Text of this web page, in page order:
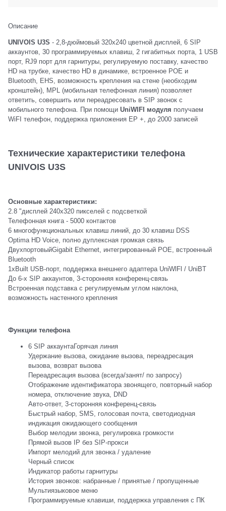
Описание
UNIVOIS U3S - 2,8-дюймовый 320x240 цветной дисплей, 6 SIP
аккаунтов, 30 программируемых клавиш, 2 гигабитных порта, 1 USB
порт, RJ9 порт для гарнитуры, регулируемую поставку, качество
HD на трубке, качество HD в динамике, встроенное POE и
Bluetooth, EHS, возможность крепления на стене (необходим
кронштейн), MPL (мобильная телефонная линия) позволяет
ответить, совершить или переадресовать в SIP звонок с
мобильного телефона. При помощи UniWIFI модуля получаем
WiFI телефон, поддержка приложения EP +, до 2000 записей
Технические характеристики телефона
UNIVOIS U3S
Основные характеристики:
2.8 "дисплей 240х320 пикселей с подсветкой
Телефонная книга - 5000 контактов
6 многофункциональных клавиш линий, до 30 клавиш DSS
Optima HD Voice, полно дуплексная громкая связь
ДвухпортовыйGigabit Ethernet, интегрированный POE, встроенный
Bluetooth
1xBuilt USB-порт, поддержка внешнего адаптера UniWlFl / UniBT
До 6-х SIP аккаунтов, 3-сторонняя конференц-связь
Встроенная подставка с регулируемым углом наклона,
возможность настенного крепления
Функции телефона
6 SIP аккаунтаГорячая линия
Удержание вызова, ожидание вызова, переадресация
вызова, возврат вызова
Переадресация вызова (всегда/занят/ по запросу)
Отображение идентификатора звонящего, повторный набор
номера, отключение звука, DND
Авто-ответ, 3-сторонняя конференц-связь
Быстрый набор, SMS, голосовая почта, светодиодная
индикация ожидающего сообщения
Выбор мелодии звонка, регулировка громкости
Прямой вызов IP без SIP-прокси
Импорт мелодий для звонка / удаление
Черный список
Индикатор работы гарнитуры
История звонков: набранные / принятые / пропущенные
Мультиязыковое меню
Программируемые клавиши, поддержка управления с ПК